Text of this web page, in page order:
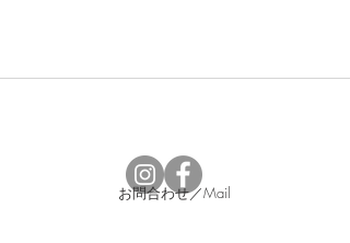
お問合わせ／Mail